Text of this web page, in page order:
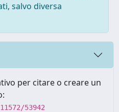
salvo diversa
per citare o creare un
53942